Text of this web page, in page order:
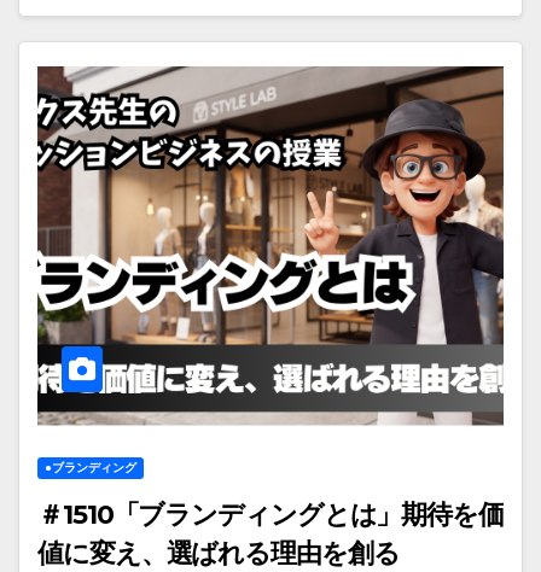
●ブランディング
＃1510「ブランディングとは」期待を価
値に変え、選ばれる理由を創る